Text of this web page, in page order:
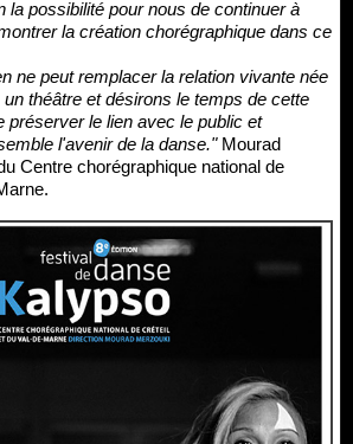
la possibilité pour nous de continuer à
la création chorégraphique dans ce
ne peut remplacer la relation vivante née
théâtre et désirons le temps de cette
préserver le lien avec le public et
l'avenir de la danse."Mourad
Centre chorégraphique national de